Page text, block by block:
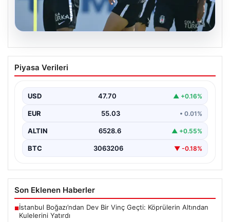
05.08.2026
Beşiktaş Hradec Kralove Maçı
Öncesinde Leandro Trossard
Türk futbolunun köklü kulüplerinden Beşiktaş, UEFA
Piyasa Verileri
USD 47.70 ▲ +0.16%
EUR 55.03 • 0.01%
ALTIN 6528.6 ▲ +0.55%
BTC 3063206 ▼ -0.18%
Son Eklenen Haberler
■İstanbul Boğazı’ndan Dev Bir Vinç Geçti: Köprülerin Altından
Kulelerini Yatırdı